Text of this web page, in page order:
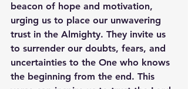
beacon of hope and motivation,
urging us to place our unwavering
trust in the Almighty. They invite us
to surrender our doubts, fears, and
uncertainties to the One who knows
the beginning from the end. This